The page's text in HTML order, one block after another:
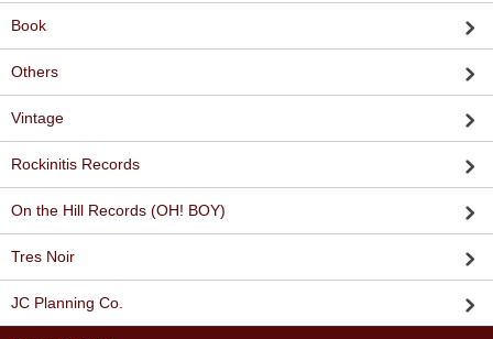
Book
Others
Vintage
Rockinitis Records
On the Hill Records (OH! BOY)
Tres Noir
JC Planning Co.